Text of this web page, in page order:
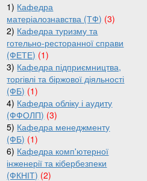
1) Кафедра
матеріалознавства (ТФ) (3)
2) Кафедра туризму та
готельно-ресторанної справи
(ФЕТЕ) (1)
3) Кафедра підприємництва,
торгівлі та біржової діяльності
(ФБ) (1)
4) Кафедра обліку і аудиту
(ФФОЛП) (3)
5) Кафедра менеджменту
(ФБ) (1)
6) Кафедра комп'ютерної
інженерії та кібербезпеки
(ФКНІТ) (2)